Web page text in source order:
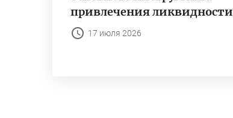
привлечения ликвидности
17 июля 2026